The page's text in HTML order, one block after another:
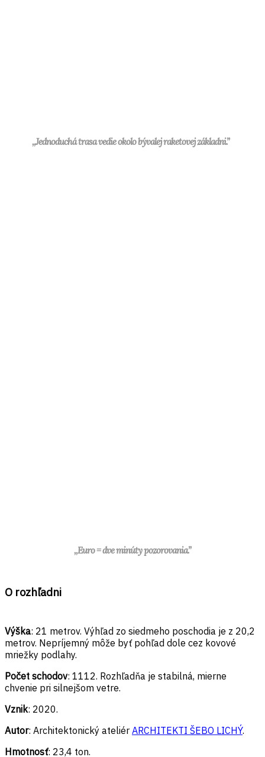
,,Jednoduchá trasa vedie okolo bývalej raketovej základni.”
,,Euro = dve minúty pozorovania.”
O rozhľadni
Výška: 21 metrov. Výhľad zo siedmeho poschodia je z 20,2
metrov. Nepríjemný môže byť pohľad dole cez kovové
mriežky podlahy.
Počet schodov: 1112. Rozhľadňa je stabilná, mierne
chvenie pri silnejšom vetre.
Vznik: 2020.
Autor: Architektonický ateliér ARCHITEKTI ŠEBO LICHÝ.
Hmotnosť: 23,4 ton.